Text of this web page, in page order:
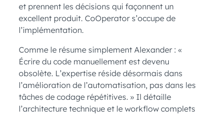
et prennent les décisions qui façonnent un
excellent produit. CoOperator s’occupe de
l’implémentation.
Comme le résume simplement Alexander : «
Écrire du code manuellement est devenu
obsolète. L’expertise réside désormais dans
l’amélioration de l’automatisation, pas dans les
tâches de codage répétitives. » Il détaille
l’architecture technique et le workflow complets